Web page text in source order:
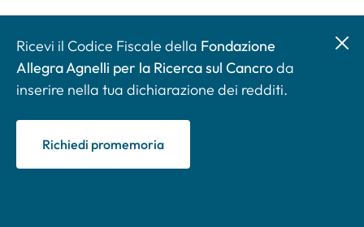
Ricevi il Codice Fiscale della Fondazione
Allegra Agnelli per la Ricerca sul Cancroda
inserire nella tua dichiarazione dei redditi.
Richiedi promemoria